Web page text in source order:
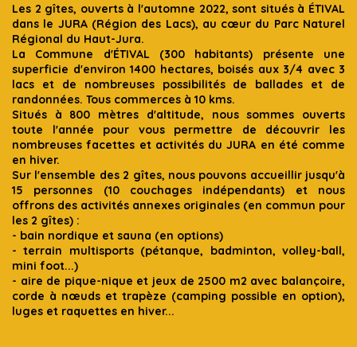
Les 2 gîtes, ouverts à l'automne 2022, sont situés à ÉTIVAL
dans le JURA (Région des Lacs), au cœur du Parc Naturel
Régional du Haut-Jura.
La Commune d'ÉTIVAL (300 habitants) présente une
superficie d'environ 1400 hectares, boisés aux 3/4 avec 3
lacs et de nombreuses possibilités de ballades et de
randonnées. Tous commerces à 10 kms.
Situés à 800 mètres d'altitude, nous sommes ouverts
toute l'année pour vous permettre de découvrir les
nombreuses facettes et activités du JURA en été comme
en hiver.
Sur l'ensemble des 2 gîtes, nous pouvons accueillir jusqu'à
15 personnes (10 couchages indépendants) et nous
offrons des activités annexes originales (en commun pour
les 2 gîtes) :
- bain nordique et sauna (en options)
- terrain multisports (pétanque, badminton, volley-ball,
mini foot...)
- aire de pique-nique et jeux de 2500 m2 avec balançoire,
corde à nœuds et trapèze (camping possible en option),
luges et raquettes en hiver...